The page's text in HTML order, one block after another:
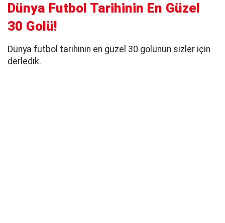
Dünya Futbol Tarihinin En Güzel
30 Golü!
Dünya futbol tarihinin en güzel 30 golünün sizler için
derledik.